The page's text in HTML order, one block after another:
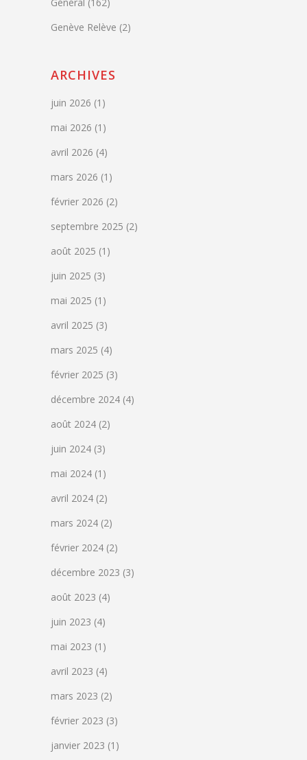
Genève Relève (2)
ARCHIVES
juin 2026 (1)
mai 2026 (1)
avril 2026 (4)
mars 2026 (1)
février 2026 (2)
septembre 2025 (2)
août 2025 (1)
juin 2025 (3)
mai 2025 (1)
avril 2025 (3)
mars 2025 (4)
février 2025 (3)
décembre 2024 (4)
août 2024 (2)
juin 2024 (3)
mai 2024 (1)
avril 2024 (2)
mars 2024 (2)
février 2024 (2)
décembre 2023 (3)
août 2023 (4)
juin 2023 (4)
mai 2023 (1)
avril 2023 (4)
mars 2023 (2)
février 2023 (3)
janvier 2023 (1)